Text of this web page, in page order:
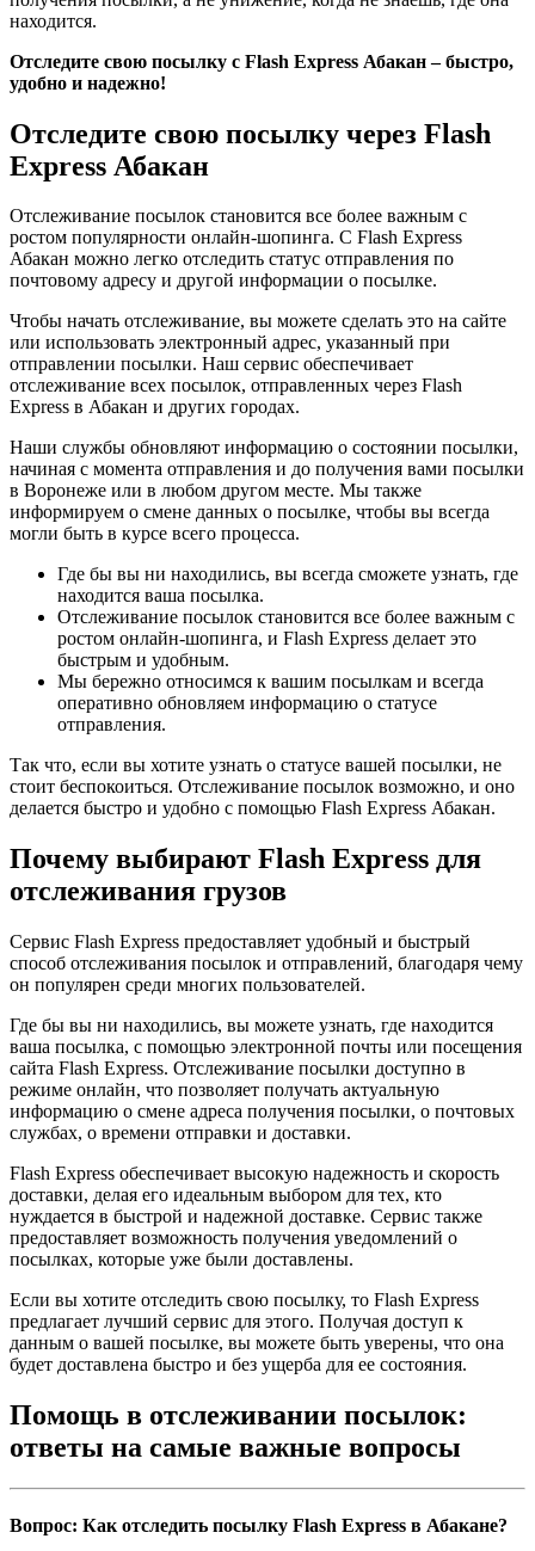
находится.
Отследите свою посылку с Flash Express Абакан – быстро,
удобно и надежно!
Отследите свою посылку через Flash
Express Абакан
Отслеживание посылок становится все более важным с
ростом популярности онлайн-шопинга. С Flash Express
Абакан можно легко отследить статус отправления по
почтовому адресу и другой информации о посылке.
Чтобы начать отслеживание, вы можете сделать это на сайте
или использовать электронный адрес, указанный при
отправлении посылки. Наш сервис обеспечивает
отслеживание всех посылок, отправленных через Flash
Express в Абакан и других городах.
Наши службы обновляют информацию о состоянии посылки,
начиная с момента отправления и до получения вами посылки
в Воронеже или в любом другом месте. Мы также
информируем о смене данных о посылке, чтобы вы всегда
могли быть в курсе всего процесса.
Где бы вы ни находились, вы всегда сможете узнать, где
находится ваша посылка.
Отслеживание посылок становится все более важным с
ростом онлайн-шопинга, и Flash Express делает это
быстрым и удобным.
Мы бережно относимся к вашим посылкам и всегда
оперативно обновляем информацию о статусе
отправления.
Так что, если вы хотите узнать о статусе вашей посылки, не
стоит беспокоиться. Отслеживание посылок возможно, и оно
делается быстро и удобно с помощью Flash Express Абакан.
Почему выбирают Flash Express для
отслеживания грузов
Сервис Flash Express предоставляет удобный и быстрый
способ отслеживания посылок и отправлений, благодаря чему
он популярен среди многих пользователей.
Где бы вы ни находились, вы можете узнать, где находится
ваша посылка, с помощью электронной почты или посещения
сайта Flash Express. Отслеживание посылки доступно в
режиме онлайн, что позволяет получать актуальную
информацию о смене адреса получения посылки, о почтовых
службах, о времени отправки и доставки.
Flash Express обеспечивает высокую надежность и скорость
доставки, делая его идеальным выбором для тех, кто
нуждается в быстрой и надежной доставке. Сервис также
предоставляет возможность получения уведомлений о
посылках, которые уже были доставлены.
Если вы хотите отследить свою посылку, то Flash Express
предлагает лучший сервис для этого. Получая доступ к
данным о вашей посылке, вы можете быть уверены, что она
будет доставлена быстро и без ущерба для ее состояния.
Помощь в отслеживании посылок:
ответы на самые важные вопросы
Вопрос: Как отследить посылку Flash Express в Абакане?